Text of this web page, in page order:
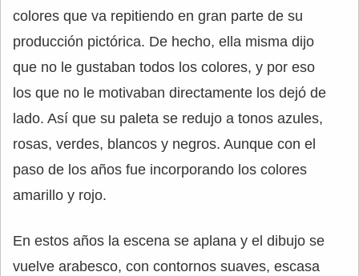
colores que va repitiendo en gran parte de su
producción pictórica. De hecho, ella misma dijo
que no le gustaban todos los colores, y por eso
los que no le motivaban directamente los dejó de
lado. Así que su paleta se redujo a tonos azules,
rosas, verdes, blancos y negros. Aunque con el
paso de los años fue incorporando los colores
amarillo y rojo.
En estos años la escena se aplana y el dibujo se
vuelve arabesco, con contornos suaves, escasa